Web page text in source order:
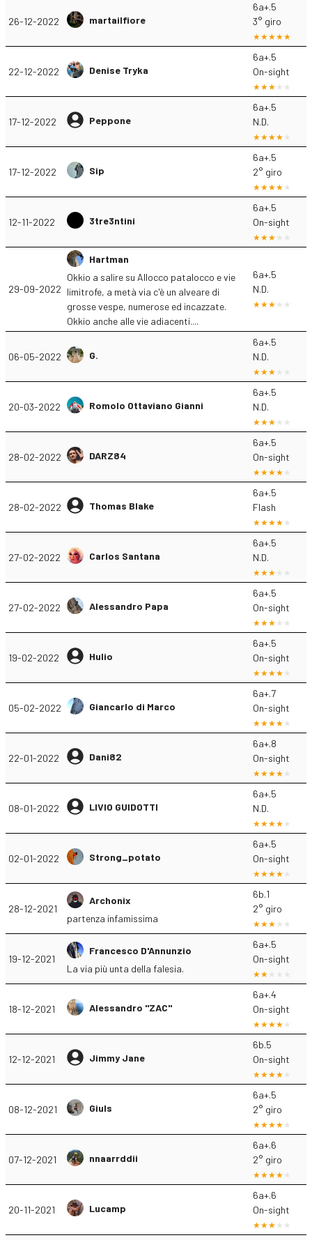
26-12-2022 martailfiore
6a+.5
3° giro
22-12-2022 Denise Tryka
6a+.5
On-sight
17-12-2022 Peppone
6a+.5
N.D.
17-12-2022 Sip
6a+.5
2° giro
12-11-2022 3tre3ntini
6a+.5
On-sight
29-09-2022
Hartman
Okkio a salire su Allocco patalocco e vie
limitrofe, a metà via c'è un alveare di
grosse vespe, numerose ed incazzate.
Okkio anche alle vie adiacenti....
6a+.5
N.D.
06-05-2022 G.
6a+.5
N.D.
20-03-2022 Romolo Ottaviano Gianni
6a+.5
N.D.
28-02-2022 DARZ84
6a+.5
On-sight
28-02-2022 Thomas Blake
6a+.5
Flash
27-02-2022 Carlos Santana
6a+.5
N.D.
27-02-2022 Alessandro Papa
6a+.5
On-sight
19-02-2022 Hulio
6a+.5
On-sight
05-02-2022 Giancarlo di Marco
6a+.7
On-sight
22-01-2022 Dani82
6a+.8
On-sight
08-01-2022 LIVIO GUIDOTTI
6a+.5
N.D.
02-01-2022 Strong_potato
6a+.5
On-sight
28-12-2021
Archonix
partenza infamissima
6b.1
2° giro
19-12-2021
Francesco D'Annunzio
La via più unta della falesia.
6a+.5
On-sight
18-12-2021 Alessandro "ZAC"
6a+.4
On-sight
12-12-2021 Jimmy Jane
6b.5
On-sight
08-12-2021 Giuls
6a+.5
2° giro
07-12-2021 nnaarrddii
6a+.6
2° giro
20-11-2021 Lucamp
6a+.6
On-sight